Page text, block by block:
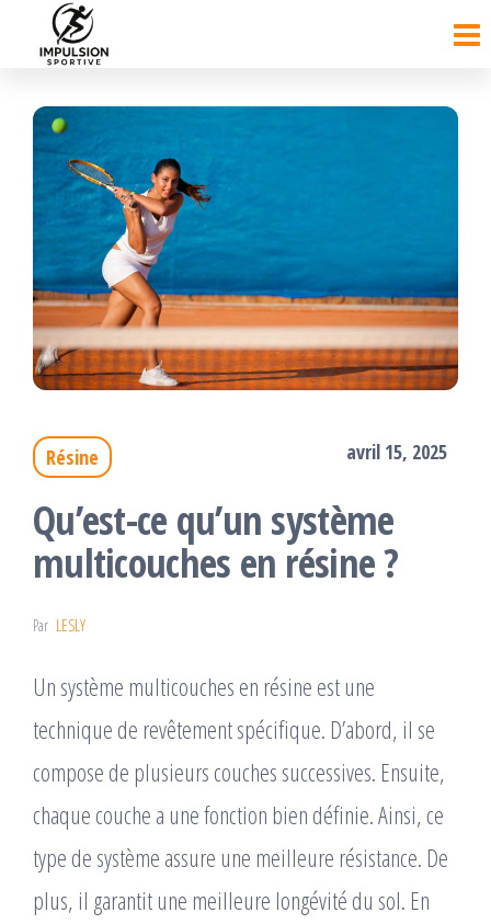
contenu
Résine avril 15, 2025
Qu’est-ce qu’un système
multicouches en résine ?
Par LESLY
Un système multicouches en résine est une
technique de revêtement spécifique. D’abord, il se
compose de plusieurs couches successives. Ensuite,
chaque couche a une fonction bien définie. Ainsi, ce
type de système assure une meilleure résistance. De
plus, il garantit une meilleure longévité du sol. En